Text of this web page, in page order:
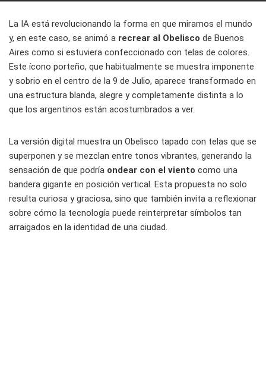
La IA está revolucionando la forma en que miramos el mundo
y, en este caso, se animó a recrear al Obelisco de Buenos
Aires como si estuviera confeccionado con telas de colores.
Este ícono porteño, que habitualmente se muestra imponente
y sobrio en el centro de la 9 de Julio, aparece transformado en
una estructura blanda, alegre y completamente distinta a lo
que los argentinos están acostumbrados a ver.
La versión digital muestra un Obelisco tapado con telas que se
superponen y se mezclan entre tonos vibrantes, generando la
sensación de que podría ondear con el viento como una
bandera gigante en posición vertical. Esta propuesta no solo
resulta curiosa y graciosa, sino que también invita a reflexionar
sobre cómo la tecnología puede reinterpretar símbolos tan
arraigados en la identidad de una ciudad.